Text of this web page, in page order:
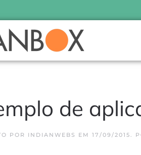
de
POR INDIANWEBS EM 17/09/2015.